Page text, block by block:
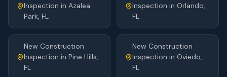
Inspection in Azalea
Park, FL
Inspection in Orlando,
FL
New Construction
Inspection in Pine Hills,
FL
New Construction
Inspection in Oviedo,
FL